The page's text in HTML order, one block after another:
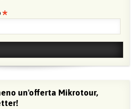
un'offerta Mikrotour,